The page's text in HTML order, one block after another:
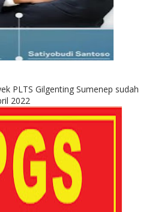
PLTS Gilgenting Sumenep sudah
2022